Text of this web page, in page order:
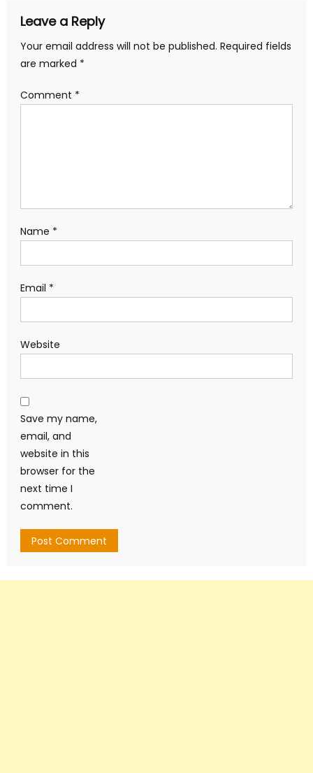
Leave a Reply
Your email address will not be published. Required fields
are marked *
Comment *
Name *
Email *
Website
Save my name,
email, and
website in this
browser for the
next time I
comment.